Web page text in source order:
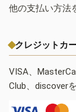
他の支払い方法
クレジットカ
VISA、
Club、discover